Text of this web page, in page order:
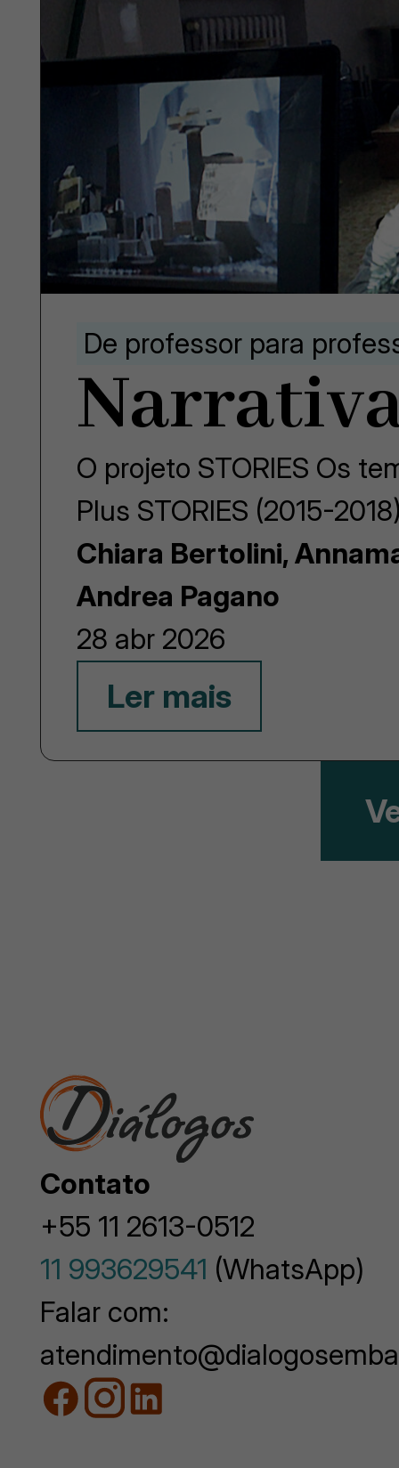
De professor para
O projeto STORIES Os
Plus STORIES (2015-
Chiara Bertolini,
Andrea Pagano
28 abr 2026
Ler mais
Contato
+55 11 2613-0512
11 993629541 (WhatsApp)
Falar com: